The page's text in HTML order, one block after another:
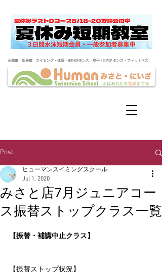
​三郷市・新座市 スイミング・体育・HIPHOPダンス・空手・K-POP ダンス・フィットネス
Post
みさと店7月ジュニアコー
ス振替ストップクラス一覧
ヒューマンスイミングスクール
Jul 1, 2020
【振替・補講中止クラス】
【振替ストップ状況】